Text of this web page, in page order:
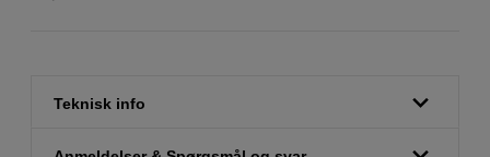
Teknisk info